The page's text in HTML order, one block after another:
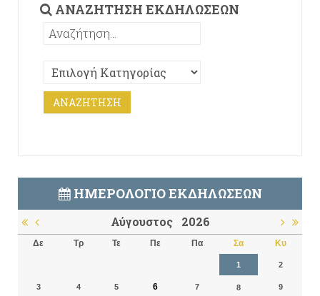
ΑΝΑΖΉΤΗΣΗ ΕΚΔΗΛΏΣΕΩΝ
ΗΜΕΡΟΛΌΓΙΟ ΕΚΔΗΛΏΣΕΩΝ
Αύγουστος 2026
Δε Τρ Τε Πε Πα Σα Κυ
1 2
3 4 5 6 7 8 9